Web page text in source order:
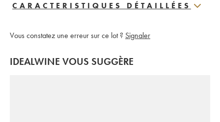
CARACTERISTIQUES DÉTAILLÉES
Vous constatez une erreur sur ce lot ? Signaler
IDEALWINE VOUS SUGGÈRE